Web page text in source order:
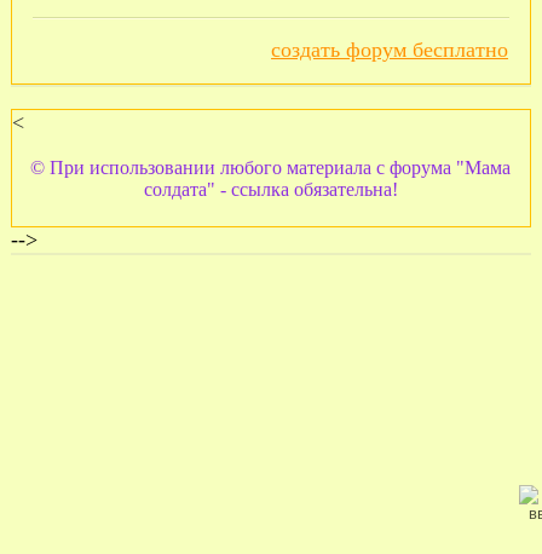
создать форум бесплатно
<
© При использовании любого материала с форума "Мама
солдата" - ссылка обязательна!
-->